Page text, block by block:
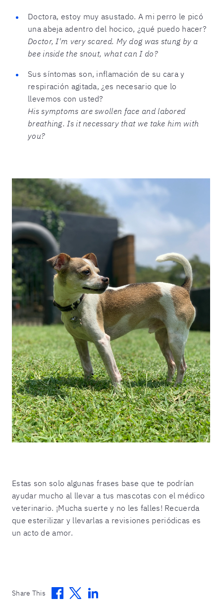
Doctora, estoy muy asustado. A mi perro le picó
una abeja adentro del hocico, ¿qué puedo hacer?
Doctor, I'm very scared. My dog was stung by a
bee inside the snout, what can I do?
Sus síntomas son, inflamación de su cara y
respiración agitada, ¿es necesario que lo
llevemos con usted?
His symptoms are swollen face and labored
breathing. Is it necessary that we take him with
you?
Estas son solo algunas frases base que te podrían
ayudar mucho al llevar a tus mascotas con el médico
veterinario. ¡Mucha suerte y no les falles! Recuerda
que esterilizar y llevarlas a revisiones periódicas es
un acto de amor.
Share This Facebook
TwitterLinkedin